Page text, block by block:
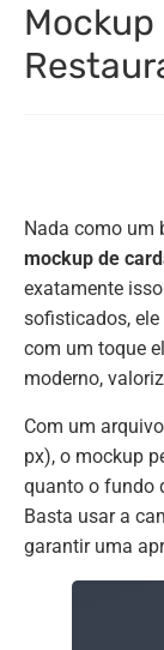
Nada como um
mockup de
exatamente
sofisticados,
com um toque
moderno,
Com um
px), o mockup
quanto o fundo
Basta usar a
garantir uma